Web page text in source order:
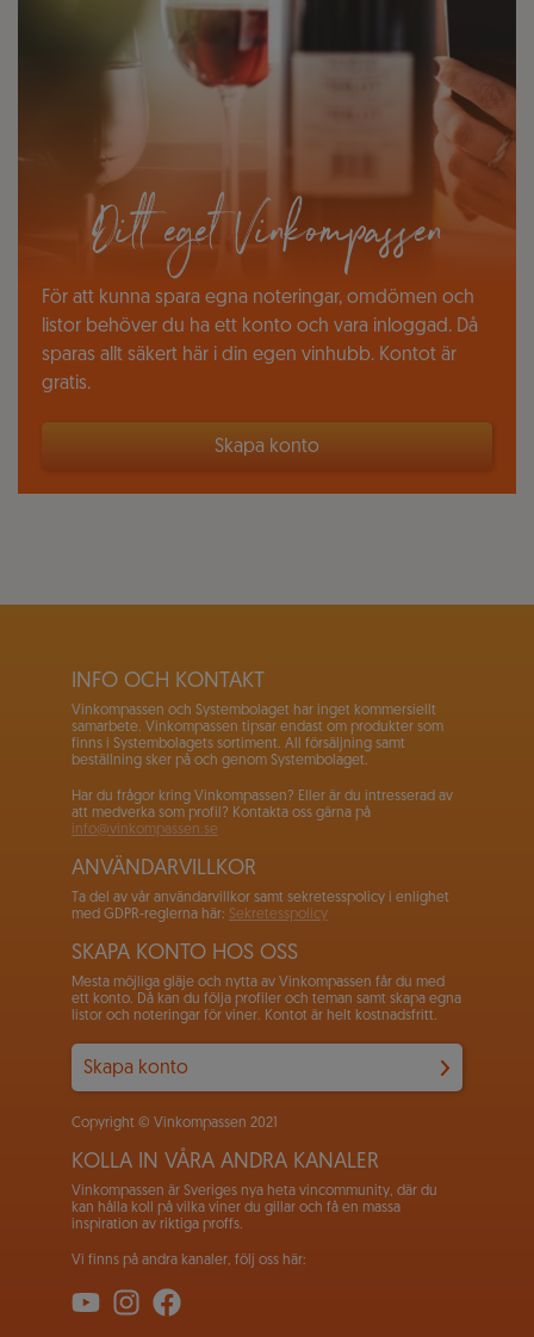
Ditt eget Vinkompassen
För att kunna spara egna noteringar, omdömen och
listor behöver du ha ett konto och vara inloggad. Då
sparas allt säkert här i din egen vinhubb. Kontot är
gratis.
Skapa konto
INFO OCH KONTAKT
Vinkompassen och Systembolaget har inget kommersiellt
samarbete. Vinkompassen tipsar endast om produkter som
finns i Systembolagets sortiment. All försäljning samt
beställning sker på och genom Systembolaget.
Har du frågor kring Vinkompassen? Eller är du intresserad av
att medverka som profil? Kontakta oss gärna på
info@vinkompassen.se
ANVÄNDARVILLKOR
Ta del av vår användarvillkor samt sekretesspolicy i enlighet
med GDPR-reglerna här: Sekretesspolicy
SKAPA KONTO HOS OSS
Mesta möjliga gläje och nytta av Vinkompassen får du med
ett konto. Då kan du följa profiler och teman samt skapa egna
listor och noteringar för viner. Kontot är helt kostnadsfritt.
Skapa konto
Copyright © Vinkompassen 2021
KOLLA IN VÅRA ANDRA KANALER
Vinkompassen är Sveriges nya heta vincommunity, där du
kan hålla koll på vilka viner du gillar och få en massa
inspiration av riktiga proffs.
Vi finns på andra kanaler, följ oss här: